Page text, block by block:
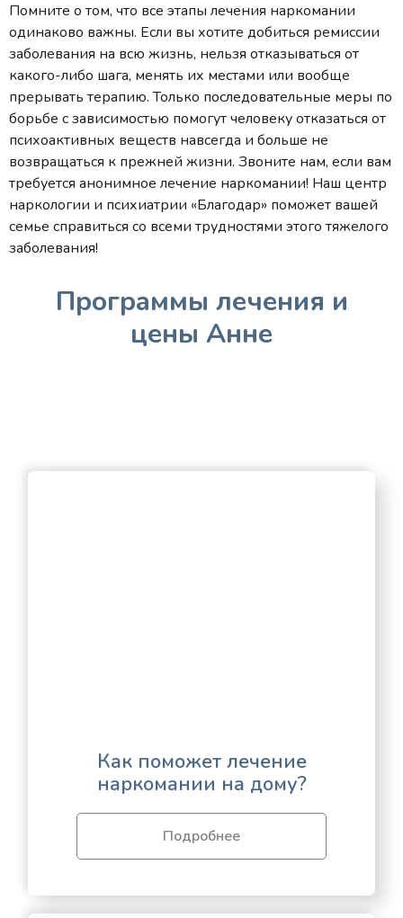
Помните о том, что все этапы лечения наркомании
одинаково важны. Если вы хотите добиться ремиссии
заболевания на всю жизнь, нельзя отказываться от
какого-либо шага, менять их местами или вообще
прерывать терапию. Только последовательные меры по
борьбе с зависимостью помогут человеку отказаться от
психоактивных веществ навсегда и больше не
возвращаться к прежней жизни. Звоните нам, если вам
требуется анонимное лечение наркомании! Наш центр
наркологии и психиатрии «Благодар» поможет вашей
семье справиться со всеми трудностями этого тяжелого
заболевания!
Программы лечения и
цены Анне
Как поможет лечение
наркомании на дому?
Подробнее